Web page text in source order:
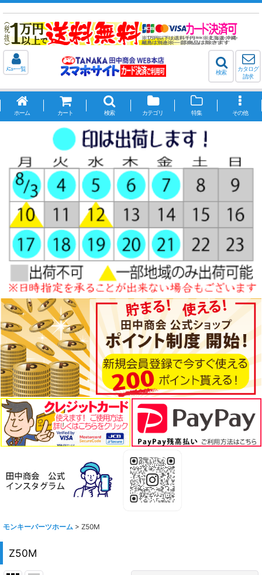
ﾒﾆｭｰ一覧
検索
カタログ
請求
ホーム カート 検索 カテゴリ 特集 その他
モンキーパーツホーム > Z50M
Z50M